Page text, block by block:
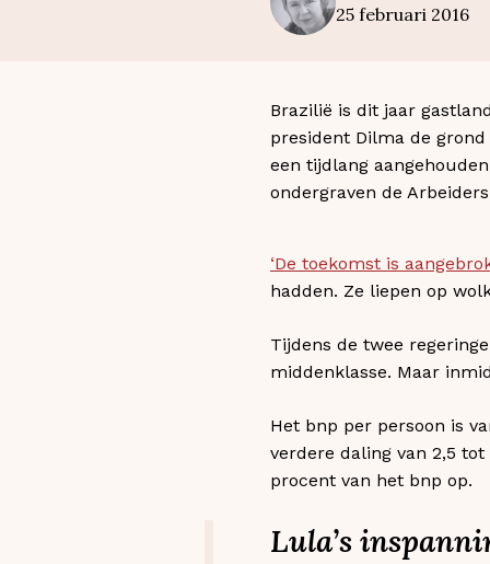
25 februari 2016
Brazilië is dit jaar
president Dilma de
een tijdlang
ondergraven de
‘De toekomst is
hadden. Ze liepen op
Tijdens de twee
middenklasse. Maar
Het bnp per persoon is
verdere daling van 2,5
procent van het bnp op.
Lula’s